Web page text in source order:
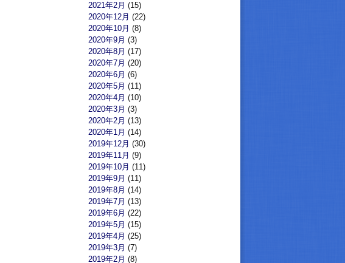
2021年2月 (15)
2020年12月 (22)
2020年10月 (8)
2020年9月 (3)
2020年8月 (17)
2020年7月 (20)
2020年6月 (6)
2020年5月 (11)
2020年4月 (10)
2020年3月 (3)
2020年2月 (13)
2020年1月 (14)
2019年12月 (30)
2019年11月 (9)
2019年10月 (11)
2019年9月 (11)
2019年8月 (14)
2019年7月 (13)
2019年6月 (22)
2019年5月 (15)
2019年4月 (25)
2019年3月 (7)
2019年2月 (8)